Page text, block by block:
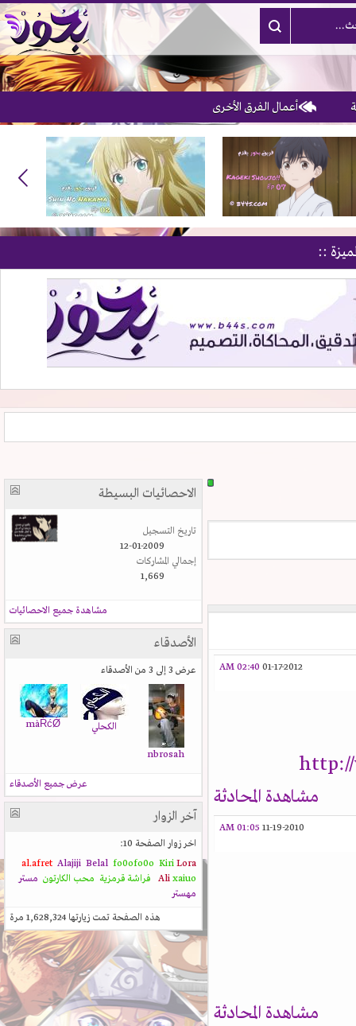
أعمال الفرق الأخرى
::
01-17-2012
02:40 AM
مشاهدة المحادثة
11-19-2010
01:05 AM
مشاهدة المحادثة
الاحصائيات البسيطة
تاريخ التسجيل
12-01-2009
إجمالي المشاركات
1,669
مشاهدة جميع الاحصائيات
الأصدقاء
عرض 3 إلى 3 من الأصدقاء
nbrosah
الكحلي màŔćǾ
عرض جميع الأصدقاء
آخر الزوار
اخر زوار الصفحة 10:
al.afret
Alajiji Belal fo0ofo0o KiriLora
Alixaiuo فراشة قرمزية محب الكارتون
مستر
مهستر
هذه الصفحة تمت زيارتها1,628,324مرة